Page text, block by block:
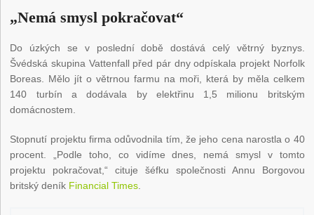
„Nemá smysl pokračovat“
Do úzkých se v poslední době dostává celý větrný byznys.
Švédská skupina Vattenfall před pár dny odpískala projekt Norfolk
Boreas. Mělo jít o větrnou farmu na moři, která by měla celkem
140 turbín a dodávala by elektřinu 1,5 milionu britským
domácnostem.
Stopnutí projektu firma odůvodnila tím, že jeho cena narostla o 40
procent. „Podle toho, co vidíme dnes, nemá smysl v tomto
projektu pokračovat,“ cituje šéfku společnosti Annu Borgovou
britský deník Financial Times